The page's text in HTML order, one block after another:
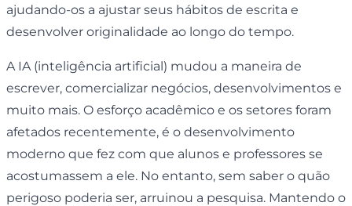
ajudando-os a ajustar seus hábitos de escrita e
desenvolver originalidade ao longo do tempo.
A IA (inteligência artificial) mudou a maneira de
escrever, comercializar negócios, desenvolvimentos e
muito mais. O esforço acadêmico e os setores foram
afetados recentemente, é o desenvolvimento
moderno que fez com que alunos e professores se
acostumassem a ele. No entanto, sem saber o quão
perigoso poderia ser, arruinou a pesquisa. Mantendo o